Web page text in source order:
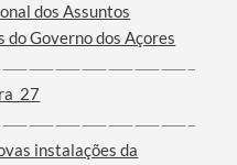
dos Assuntos
do Governo dos Açores
instalações da